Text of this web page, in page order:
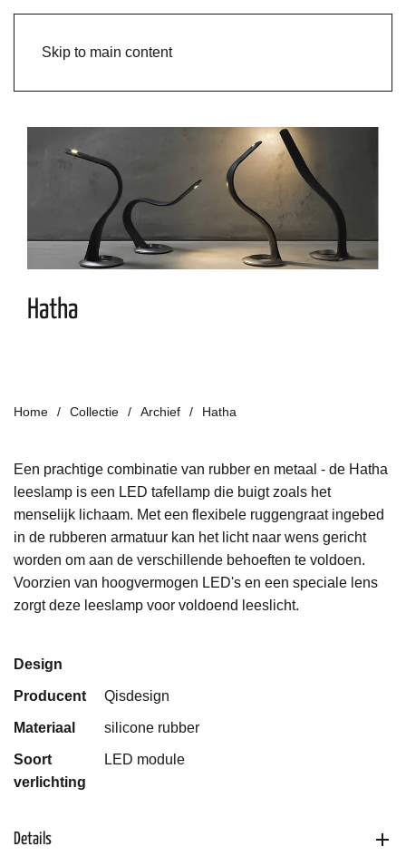
Skip to main content
Hatha
Home Collectie Archief Hatha
Een prachtige combinatie van rubber en metaal - de Hatha
leeslamp is een LED tafellamp die buigt zoals het
menselijk lichaam. Met een flexibele ruggengraat ingebed
in de rubberen armatuur kan het licht naar wens gericht
worden om aan de verschillende behoeften te voldoen.
Voorzien van hoogvermogen LED's en een speciale lens
zorgt deze leeslamp voor voldoend leeslicht.
Design
Producent Qisdesign
Materiaal silicone rubber
Soort
verlichting
LED module
Details